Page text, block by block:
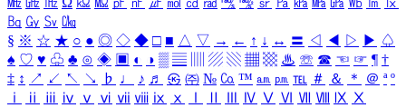
㏃ ㏉ ㏜ ㏆
§ ※ ☆ ★ ○ ● ◎ ◇ ◆ □ ■ △ ▽ → ← ↑ ↓ ↔ 〓 ◁ ◀ ▷ ▶ ♤
♠ ♡ ♥ ♧ ♣ ⊙ ◈ ▣ ◐ ◑ ▒ ▤ ▨ ▧ ▦ ▩ ♨ ☏ ☎ ☜ ☞ ¶ †
‡ ↕ ↗ ↙ ↖ ↘ ♭ ♩ ♪ ♬ ㉿ ㈜ № ㏇ ™ ㏂ ㏘ ℡ ＃ ＆ ＊ ＠ ª º
ⅰ
ⅱ ⅲ ⅳ ⅴ ⅵ ⅶ ⅷ ⅸ ⅹ Ⅳ Ⅴ Ⅵ Ⅶ Ⅷ Ⅸ Ⅹ